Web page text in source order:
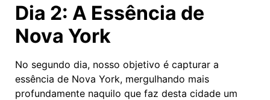
Dia 2: A Essência de
Nova York
No segundo dia, nosso objetivo é capturar a
essência de Nova York, mergulhando mais
profundamente naquilo que faz desta cidade um